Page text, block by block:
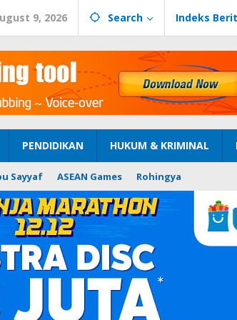
9, 2026 Search Indeks
PENDIDIKAN HUKUM & KRIMINAL
Sayyaf ASEAN Games Rohingya